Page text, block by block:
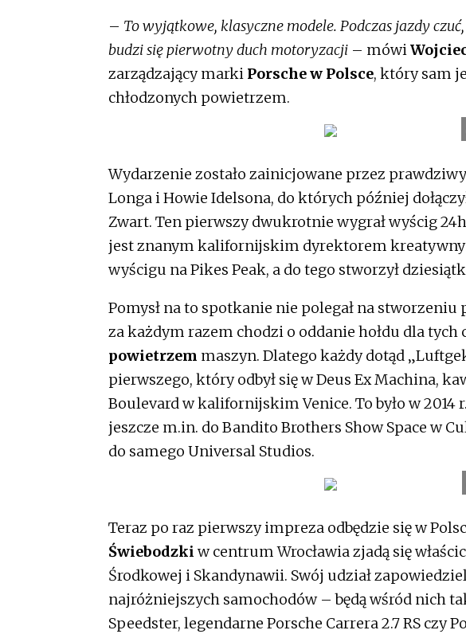
– To wyjątkowe, klasyczne modele. Podczas jazdy
budzi się pierwotny duch motoryzacji – mówi
zarządzający marki Porsche w Polsce, który sam
chłodzonych powietrzem.
Wydarzenie zostało zainicjowane przez
Longa i Howie Idelsona, do których później
Zwart. Ten pierwszy dwukrotnie wygrał wyścig
jest znanym kalifornijskim dyrektorem
wyścigu na Pikes Peak, a do tego stworzył
Pomysł na to spotkanie nie polegał na
za każdym razem chodzi o oddanie hołdu dla tych
powietrzem maszyn. Dlatego każdy dotąd
pierwszego, który odbył się w Deus Ex Machina,
Boulevard w kalifornijskim Venice. To było w
jeszcze m.in. do Bandito Brothers Show Space w
do samego Universal Studios.
Teraz po raz pierwszy impreza odbędzie się w
Świebodzkiw centrum Wrocławia zjadą się
Środkowej i Skandynawii. Swój udział
najróżniejszych samochodów – będą wśród nich
Speedster, legendarne Porsche Carrera 2.7 RS czy